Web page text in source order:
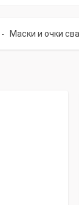
- Маски и очки